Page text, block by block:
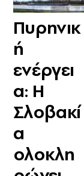
Πυρηνικ
ή
ενέργει
α: Η
Σλοβακί
α
ολοκλη